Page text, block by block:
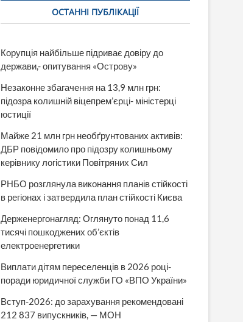
ОСТАННІ ПУБЛІКАЦІЇ
Корупція найбільше підриває довіру до
держави,- опитування «Острову»
Незаконне збагачення на 13,9 млн грн:
підозра колишній віцепрем’єрці- міністерці
юстиції
Майже 21 млн грн необґрунтованих активів:
ДБР повідомило про підозру колишньому
керівнику логістики Повітряних Сил
РНБО розглянула виконання планів стійкості
в регіонах і затвердила план стійкості Києва
Держенергонагляд: Оглянуто понад 11,6
тисячі пошкоджених об’єктів
електроенергетики
Виплати дітям переселенців в 2026 році-
поради юридичної служби ГО «ВПО України»
Вступ-2026: до зарахування рекомендовані
212 837 випускників, — МОН